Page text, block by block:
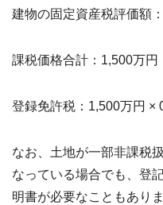
建物の固定資産税評価額
課税価格合計：1,500万円
登録免許税：1,500万円 ×
なお、土地が一部非課税
なっている場合でも、登
明書が必要なこともあり